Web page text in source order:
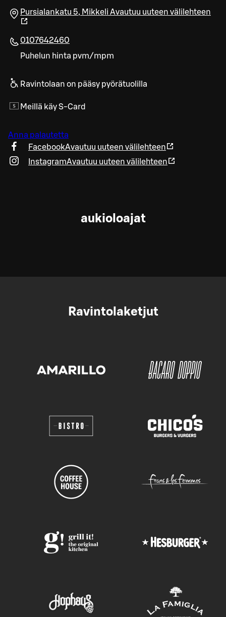
Pursialankatu 5, Mikkeli Avautuu uuteen välilehteen
0107642460
Puhelun hinta pvm/mpm
Ravintolaan on pääsy pyörätuolilla
Meillä käy S-Card
Anna palautetta
FacebookAvautuu uuteen välilehteen
InstagramAvautuu uuteen välilehteen
aukioloajat
Ravintolaketjut